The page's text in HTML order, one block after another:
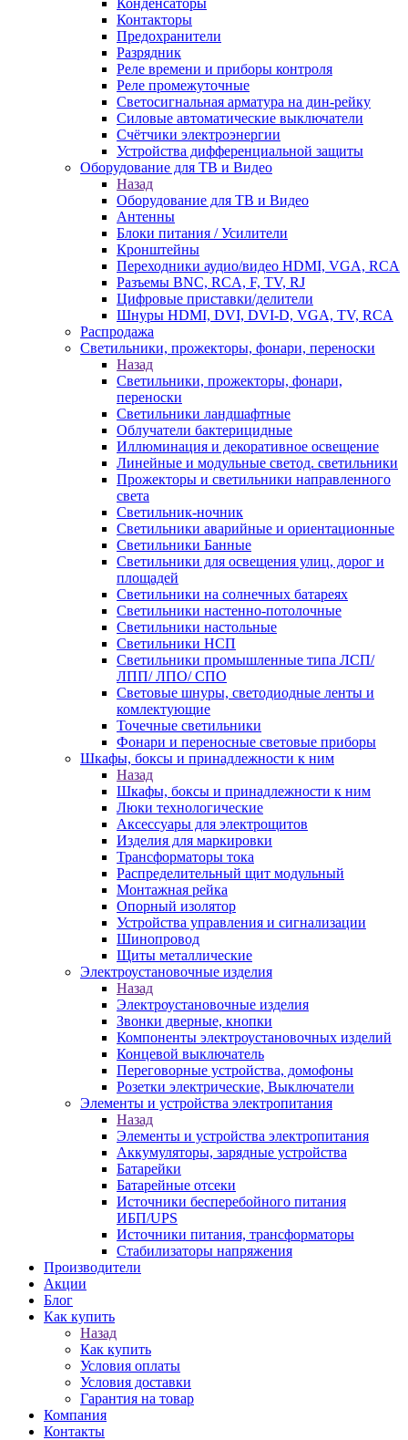
Конденсаторы
Контакторы
Предохранители
Разрядник
Реле времени и приборы контроля
Реле промежуточные
Светосигнальная арматура на дин-рейку
Силовые автоматические выключатели
Счётчики электроэнергии
Устройства дифференциальной защиты
Оборудование для ТВ и Видео
Назад
Оборудование для ТВ и Видео
Антенны
Блоки питания / Усилители
Кронштейны
Переходники аудио/видео HDMI, VGA, RCA
Разъемы BNС, RCA, F, TV, RJ
Цифровые приставки/делители
Шнуры HDMI, DVI, DVI-D, VGA, TV, RCA
Распродажа
Светильники, прожекторы, фонари, переноски
Назад
Светильники, прожекторы, фонари,
переноски
Светильники ландшафтные
Облучатели бактерицидные
Иллюминация и декоративное освещение
Линейные и модульные светод. светильники
Прожекторы и светильники направленного
света
Светильник-ночник
Светильники аварийные и ориентационные
Светильники Банные
Светильники для освещения улиц, дорог и
площадей
Светильники на солнечных батареях
Светильники настенно-потолочные
Светильники настольные
Светильники НСП
Светильники промышленные типа ЛСП/
ЛПП/ ЛПО/ СПО
Световые шнуры, светодиодные ленты и
комлектующие
Точечные светильники
Фонари и переносные световые приборы
Шкафы, боксы и принадлежности к ним
Назад
Шкафы, боксы и принадлежности к ним
Люки технологические
Аксессуары для электрощитов
Изделия для маркировки
Трансформаторы тока
Распределительный щит модульный
Монтажная рейка
Опорный изолятор
Устройства управления и сигнализации
Шинопровод
Щиты металлические
Электроустановочные изделия
Назад
Электроустановочные изделия
Звонки дверные, кнопки
Компоненты электроустановочных изделий
Концевой выключатель
Переговорные устройства, домофоны
Розетки электрические, Выключатели
Элементы и устройства электропитания
Назад
Элементы и устройства электропитания
Аккумуляторы, зарядные устройства
Батарейки
Батарейные отсеки
Источники бесперебойного питания
ИБП/UPS
Источники питания, трансформаторы
Стабилизаторы напряжения
Производители
Акции
Блог
Как купить
Назад
Как купить
Условия оплаты
Условия доставки
Гарантия на товар
Компания
Контакты